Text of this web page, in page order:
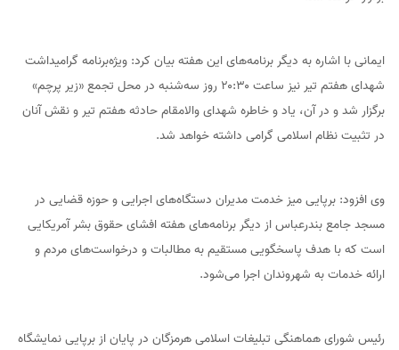
ایمانی با اشاره به دیگر برنامه‌های این هفته بیان کرد: ویژه‌برنامه گرامیداشت
شهدای هفتم تیر نیز ساعت ۲۰:۳۰ روز سه‌شنبه در محل تجمع «زیر پرچم»
برگزار شد و در آن، یاد و خاطره شهدای والامقام حادثه هفتم تیر و نقش آنان
در تثبیت نظام اسلامی گرامی داشته خواهد شد.
وی افزود: برپایی میز خدمت مدیران دستگاه‌های اجرایی و حوزه قضایی در
مسجد جامع بندرعباس از دیگر برنامه‌های هفته افشای حقوق بشر آمریکایی
است که با هدف پاسخگویی مستقیم به مطالبات و درخواست‌های مردم و
ارائه خدمات به شهروندان اجرا می‌شود.
رئیس شورای هماهنگی تبلیغات اسلامی هرمزگان در پایان از برپایی نمایشگاه